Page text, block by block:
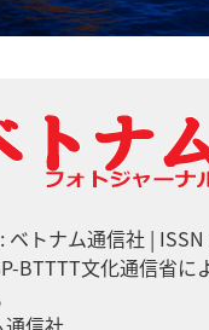
ベトナム通信社 |
BTTTT文化通信省に